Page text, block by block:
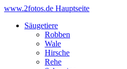
www.2fotos.de Hauptseite
Säugetiere
Robben
Wale
Hirsche
Rehe